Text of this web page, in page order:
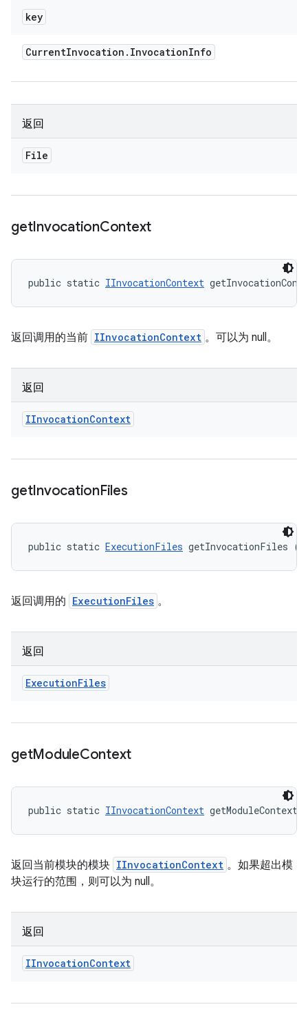
key
CurrentInvocation . InvocationInfo
返回
File
getInvocationContext
public static IInvocationContext
返回调用的当前 IInvocationContext 。可以为 null。
返回
IInvocationContext
getInvocationFiles
public static ExecutionFiles getInvocationFiles ()
返回调用的 ExecutionFiles 。
返回
ExecutionFiles
getModuleContext
public static IInvocationContext getModuleContext
返回当前模块的模块 IInvocationContext 。如果超出模
块运行的范围，则可以为 null。
返回
IInvocationContext